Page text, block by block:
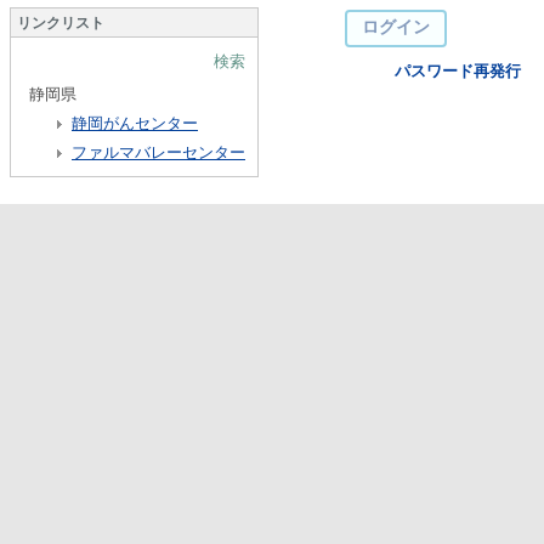
リンクリスト
検索
静岡県
静岡がんセンター
ファルマバレーセンター
パスワード再発行